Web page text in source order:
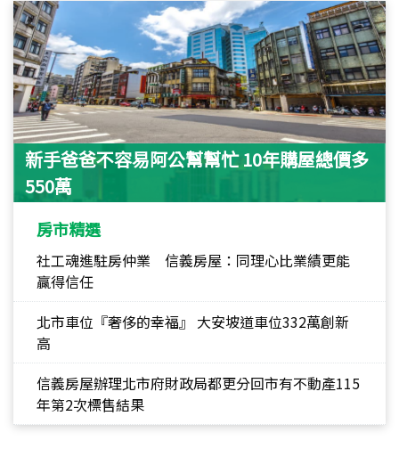
新手爸爸不容易阿公幫幫忙 10年購屋總價多
550萬
房市精選
社工魂進駐房仲業 信義房屋：同理心比業績更能
贏得信任
北市車位『奢侈的幸福』 大安坡道車位332萬創新
高
信義房屋辦理北市府財政局都更分回市有不動產115
年第2次標售結果